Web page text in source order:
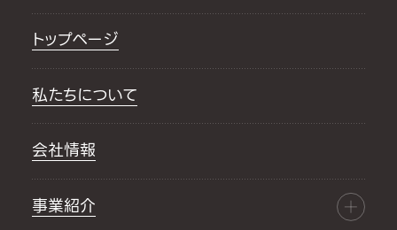
トップページ
私たちについて
会社情報
事業紹介